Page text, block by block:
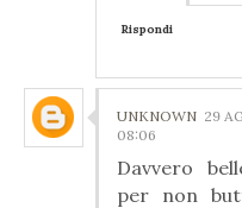
Rispondi
UNKNOWN 29
08:06
Davvero
per non